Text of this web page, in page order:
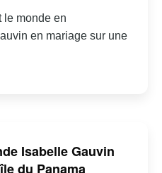
le monde en
en mariage sur une
Isabelle Gauvin
du Panama